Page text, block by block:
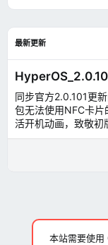
最新更新
同步官方2.0.101更
包无法使用NFC卡
活开机动画，致敬初
本站需要使